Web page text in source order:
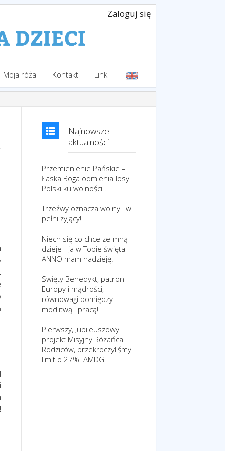
Zaloguj się
Moja róża Kontakt Linki
Najnowsze
aktualności
Przemienienie Pańskie –
Łaska Boga odmienia losy
Polski ku wolności !
Trzeźwy oznacza wolny i w
pełni żyjący!
Niech się co chce ze mną
dzieje - ja w Tobie święta
ANNO mam nadzieję!
Swięty Benedykt, patron
Europy i mądrości,
równowagi pomiędzy
modlitwą i pracą!
Pierwszy, Jubileuszowy
projekt Misyjny Różańca
Rodziców, przekroczyliśmy
limit o 27%. AMDG